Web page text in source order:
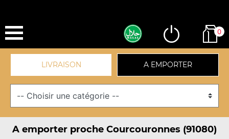
0
LIVRAISON A EMPORTER
A emporter proche Courcouronnes (91080)